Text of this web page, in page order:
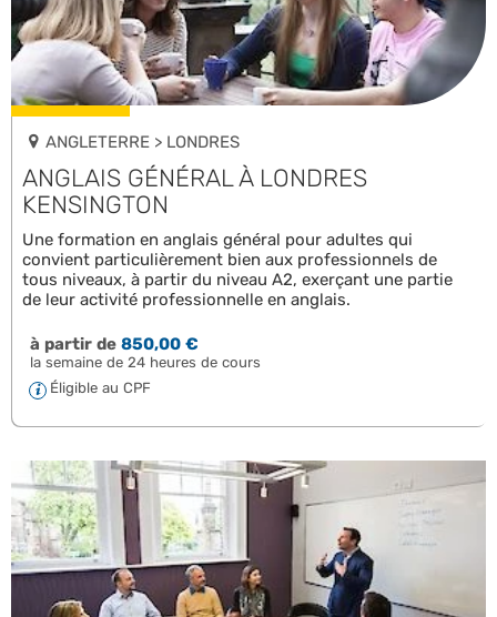
ANGLETERRE > LONDRES
ANGLAIS GÉNÉRAL À LONDRES
KENSINGTON
Une formation en anglais général pour adultes qui
convient particulièrement bien aux professionnels de
tous niveaux, à partir du niveau A2, exerçant une partie
de leur activité professionnelle en anglais.
à partir de850,00 €
la semaine de 24 heures de cours
Éligible au CPF